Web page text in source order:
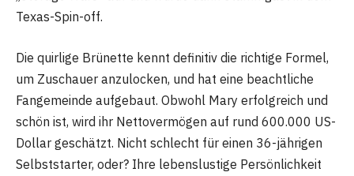
Texas-Spin-off.
Die quirlige Brünette kennt definitiv die richtige Formel,
um Zuschauer anzulocken, und hat eine beachtliche
Fangemeinde aufgebaut. Obwohl Mary erfolgreich und
schön ist, wird ihr Nettovermögen auf rund 600.000 US-
Dollar geschätzt. Nicht schlecht für einen 36-jährigen
Selbststarter, oder? Ihre lebenslustige Persönlichkeit